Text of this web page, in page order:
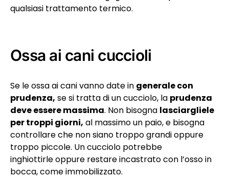
qualsiasi trattamento termico.
Ossa ai cani cuccioli
Se le ossa ai cani vanno date in generale con
prudenza, se si tratta di un cucciolo, la prudenza
deve essere massima. Non bisogna lasciargliele
per troppi giorni, al massimo un paio, e bisogna
controllare che non siano troppo grandi oppure
troppo piccole. Un cucciolo potrebbe
inghiottirle oppure restare incastrato con l’osso in
bocca, come immobilizzato.